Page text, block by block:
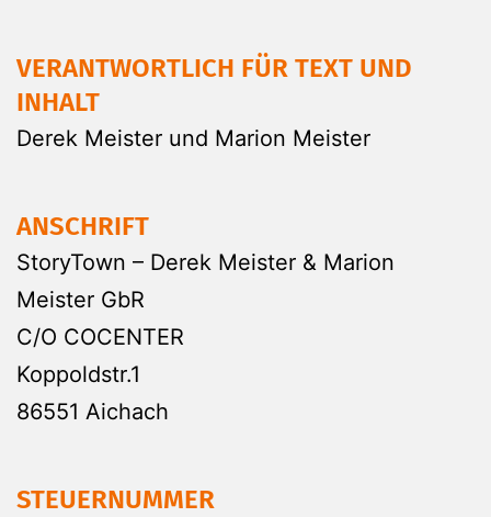
VERANTWORTLICH FÜR TEXT UND
INHALT
Derek Meister und Marion Meister
ANSCHRIFT
StoryTown – Derek Meister & Marion
Meister GbR
C/O COCENTER
Koppoldstr.1
86551 Aichach
STEUERNUMMER